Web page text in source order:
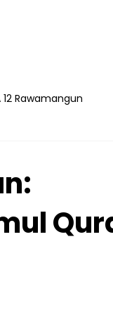
12 Rawamangun